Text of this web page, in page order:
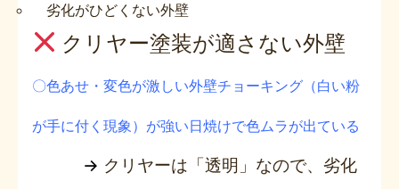
劣化がひどくない外壁
クリヤー塗装が適さない外壁
〇色あせ・変色が激しい外壁チョーキング（白い粉
が手に付く現象）が強い日焼けで色ムラが出ている
→ クリヤーは「透明」なので、劣化